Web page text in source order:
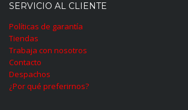
SERVICIO AL CLIENTE
Políticas de garantía
Tiendas
Trabaja con nosotros
Contacto
Despachos
¿Por qué preferirnos?